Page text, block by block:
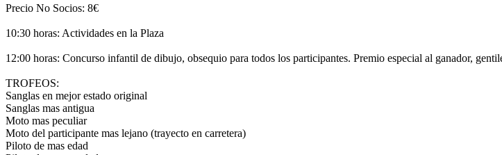
Precio No Socios: 8€
10:30 horas: Actividades en la Plaza
12:00 horas: Concurso infantil de dibujo, obsequio para todos los participantes. Premio especial al ganador,
TROFEOS:
Sanglas en mejor estado original
Sanglas mas antigua
Moto mas peculiar
Moto del participante mas lejano (trayecto en carretera)
Piloto de mas edad